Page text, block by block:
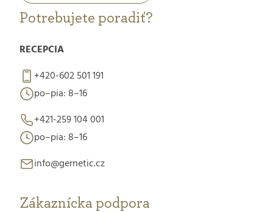
Potrebujete poradiť?
RECEPCIA
+420-602 501 191
po–pia: 8–16
+421-259 104 001
po–pia: 8–16
info@gernetic.cz
Zákaznícka podpora